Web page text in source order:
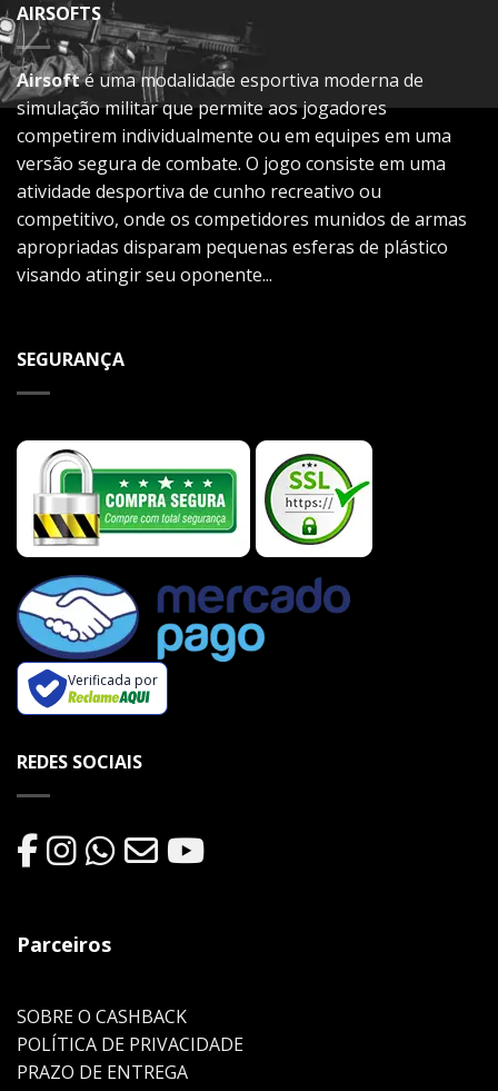
AIRSOFTS
Airsofté uma modalidade esportiva moderna de
simulação militar que permite aos jogadores
competirem individualmente ou em equipes em uma
versão segura de combate. O jogo consiste em uma
atividade desportiva de cunho recreativo ou
competitivo, onde os competidores munidos de armas
apropriadas disparam pequenas esferas de plástico
visando atingir seu oponente...
SEGURANÇA
Verificada por
REDES SOCIAIS
Parceiros
SOBRE O CASHBACK
POLÍTICA DE PRIVACIDADE
PRAZO DE ENTREGA